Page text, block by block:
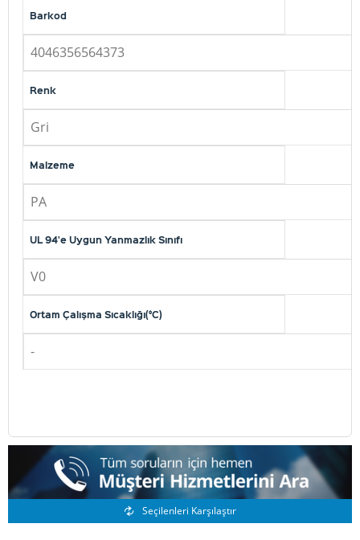
Barkod
4046356564373
Renk
Gri
Malzeme
PA
UL 94'e Uygun Yanmazlık Sınıfı
V0
Ortam Çalışma Sıcaklığı(°C)
-
Benzer Ürünler
Seçilenleri Karşılaştır